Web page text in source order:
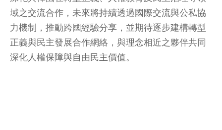
域之交流合作，未來將持續透過國際交流與公私協
力機制，推動跨國經驗分享，並期待逐步建構轉型
正義與民主發展合作網絡，與理念相近之夥伴共同
深化人權保障與自由民主價值。